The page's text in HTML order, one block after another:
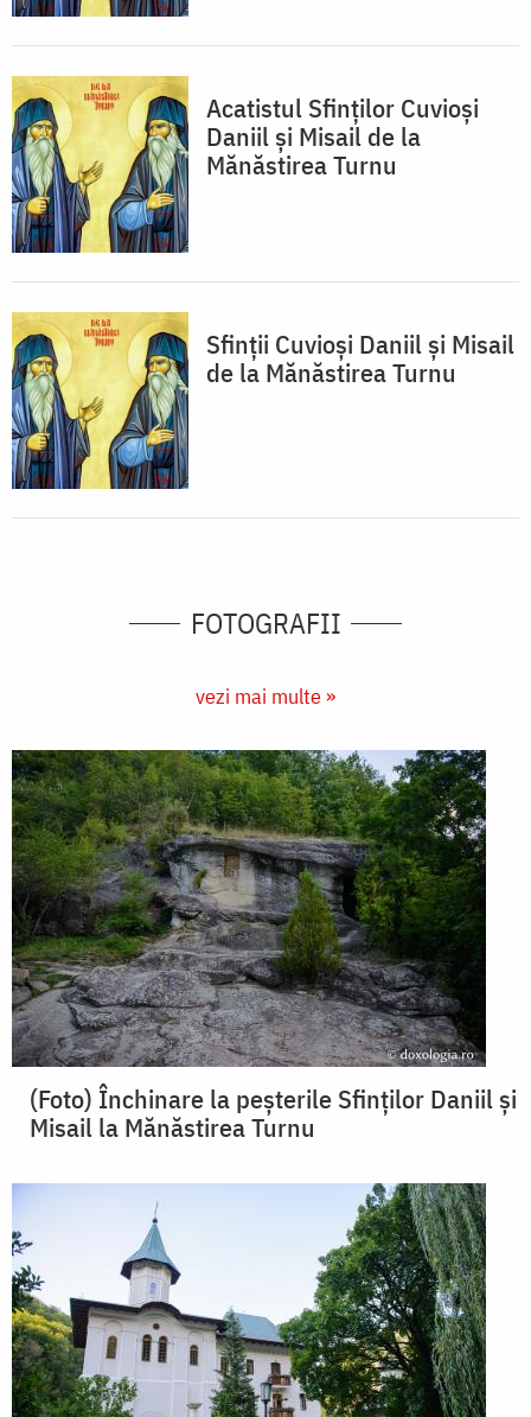
Acatistul Sfinților Cuvioși
Daniil și Misail de la
Mănăstirea Turnu
Sfinții Cuvioși Daniil și Misail
de la Mănăstirea Turnu
FOTOGRAFII
vezi mai multe »
(Foto) Închinare la peșterile Sfinților Daniil și
Misail la Mănăstirea Turnu